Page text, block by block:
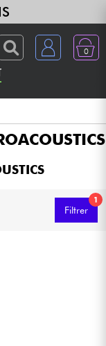
0
1
Filtrer